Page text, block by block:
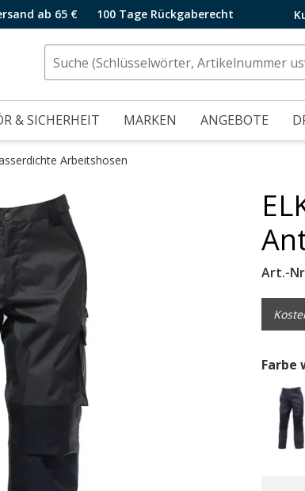
ab 65 € 100 Tage Rückgaberecht
& SICHERHEIT MARKEN ANGEBOTE
Arbeitshosen
Art.-
Farbe